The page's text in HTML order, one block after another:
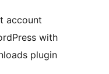
account
with
plugin